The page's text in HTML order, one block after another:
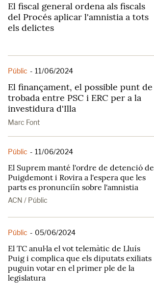
El fiscal general ordena als fiscals
del Procés aplicar l'amnistia a tots
els delictes
Públic - 11/06/2024
El finançament, el possible punt de
trobada entre PSC i ERC per a la
investidura d'Illa
Marc Font
Públic - 11/06/2024
El Suprem manté l'ordre de detenció de
Puigdemont i Rovira a l'espera que les
parts es pronunciïn sobre l'amnistia
ACN / Públic
Públic - 05/06/2024
El TC anul·la el vot telemàtic de Lluís
Puig i complica que els diputats exiliats
puguin votar en el primer ple de la
legislatura